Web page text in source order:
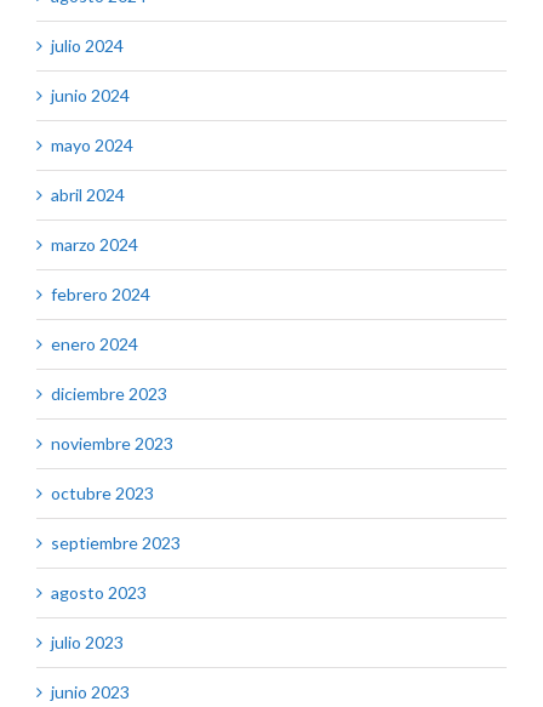
julio 2024
junio 2024
mayo 2024
abril 2024
marzo 2024
febrero 2024
enero 2024
diciembre 2023
noviembre 2023
octubre 2023
septiembre 2023
agosto 2023
julio 2023
junio 2023